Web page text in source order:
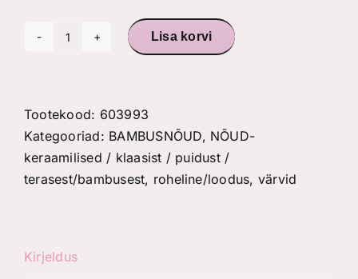
Bambusest
komplekt
"Jungle"
kogus
Lisa korvi
Tootekood: 603993
Kategooriad: BAMBUSNÕUD, NÕUD-
keraamilised / klaasist / puidust /
terasest/bambusest, roheline/loodus, värvid
Kirjeldus